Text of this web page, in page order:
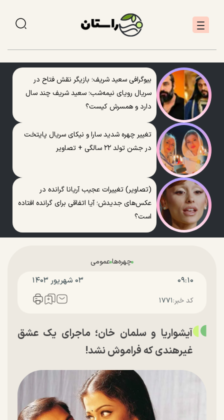
بیوگرافی سعید شریف؛ بازیگر نقش فتاح در
سریال رویای نیمه‌شب؛ سعید شریف چند سال
دارد و همسرش کیست؟
تغییر چهره شدید سارا و نیکای سریال پایتخت
در جشن تولد ۲۲ سالگی + تصاویر
(تصاویر) تغییرات عجیب آریانا گرانده در
عکس‌های جدیدش؛ آیا اتفاقی برای گرانده افتاده
است؟
چهره‌هاعمومی
۰۹:۱۰ ۰۳ شهريور ۱۴۰۳
کد خبر:۱۷۷۱
آیشواریا و سلمان خان؛ ماجرای یک عشق
غیرهندی که فراموش نشد!